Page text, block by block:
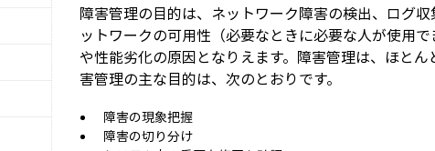
障害管理の目的は、ネットワーク障害の検出、ログ
ットワークの可用性（必要なときに必要な人が使用
や性能劣化の原因となりえます。障害管理は、ほと
害管理の主な目的は、次のとおりです。
障害の現象把握
障害の切り分け